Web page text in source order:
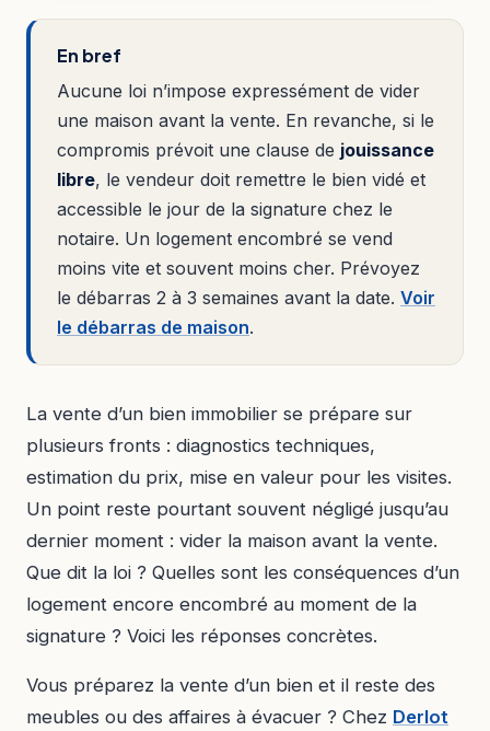
En bref
Aucune loi n’impose expressément de vider
une maison avant la vente. En revanche, si le
compromis prévoit une clause de jouissance
libre, le vendeur doit remettre le bien vidé et
accessible le jour de la signature chez le
notaire. Un logement encombré se vend
moins vite et souvent moins cher. Prévoyez
le débarras 2 à 3 semaines avant la date. Voir
le débarras de maison.
La vente d’un bien immobilier se prépare sur
plusieurs fronts : diagnostics techniques,
estimation du prix, mise en valeur pour les visites.
Un point reste pourtant souvent négligé jusqu’au
dernier moment : vider la maison avant la vente.
Que dit la loi ? Quelles sont les conséquences d’un
logement encore encombré au moment de la
signature ? Voici les réponses concrètes.
Vous préparez la vente d’un bien et il reste des
meubles ou des affaires à évacuer ? Chez Derlot